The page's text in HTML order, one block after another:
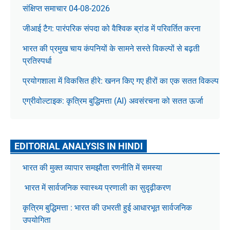
संक्षिप्त समाचार 04-08-2026
जीआई टैग: पारंपरिक संपदा को वैश्विक ब्रांड में परिवर्तित करना
भारत की प्रमुख चाय कंपनियों के सामने सस्ते विकल्पों से बढ़ती
प्रतिस्पर्धा
प्रयोगशाला में विकसित हीरे: खनन किए गए हीरों का एक सतत विकल्प
एग्रीवोल्टाइक: कृत्रिम बुद्धिमत्ता (AI) अवसंरचना को सतत ऊर्जा
EDITORIAL ANALYSIS IN HINDI
भारत की मुक्त व्यापार समझौता रणनीति में समस्या
भारत में सार्वजनिक स्वास्थ्य प्रणाली का सुदृढ़ीकरण
कृत्रिम बुद्धिमत्ता : भारत की उभरती हुई आधारभूत सार्वजनिक
उपयोगिता